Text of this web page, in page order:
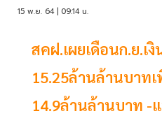
15 พ.ย. 64 | 09:14 น.
สคฝ.เผยเดือนก.ย.เ
15.25ล้านล้านบาท
14.9ล้านล้านบาท -